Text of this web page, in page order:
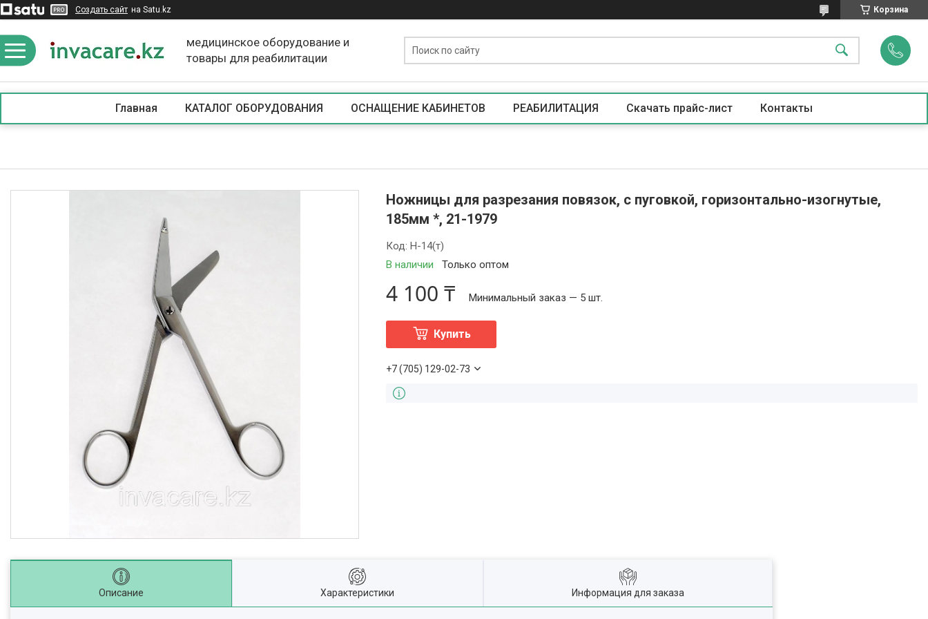
Создать сайт на Satu.kz Корзина
медицинское оборудование и
товары для реабилитации
Главная КАТАЛОГ ОБОРУДОВАНИЯ ОСНАЩЕНИЕ КАБИНЕТОВ РЕАБИЛИТАЦИЯ Скачать прайс-лист Контакты
Ножницы для разрезания повязок, с пуговкой, горизонтально-изогнутые,
185мм *, 21-1979
В наличии Только оптом
Код:Н-14(т)
4 100 ₸ Минимальный заказ — 5 шт.
Купить
+7 (705) 129-02-73
Описание Характеристики Информация для заказа